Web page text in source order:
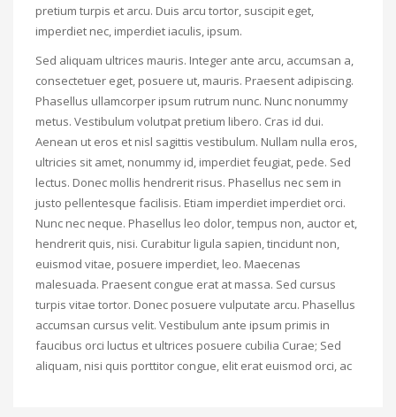
pretium turpis et arcu. Duis arcu tortor, suscipit eget,
imperdiet nec, imperdiet iaculis, ipsum.
Sed aliquam ultrices mauris. Integer ante arcu, accumsan a,
consectetuer eget, posuere ut, mauris. Praesent adipiscing.
Phasellus ullamcorper ipsum rutrum nunc. Nunc nonummy
metus. Vestibulum volutpat pretium libero. Cras id dui.
Aenean ut eros et nisl sagittis vestibulum. Nullam nulla eros,
ultricies sit amet, nonummy id, imperdiet feugiat, pede. Sed
lectus. Donec mollis hendrerit risus. Phasellus nec sem in
justo pellentesque facilisis. Etiam imperdiet imperdiet orci.
Nunc nec neque. Phasellus leo dolor, tempus non, auctor et,
hendrerit quis, nisi. Curabitur ligula sapien, tincidunt non,
euismod vitae, posuere imperdiet, leo. Maecenas
malesuada. Praesent congue erat at massa. Sed cursus
turpis vitae tortor. Donec posuere vulputate arcu. Phasellus
accumsan cursus velit. Vestibulum ante ipsum primis in
faucibus orci luctus et ultrices posuere cubilia Curae; Sed
aliquam, nisi quis porttitor congue, elit erat euismod orci, ac